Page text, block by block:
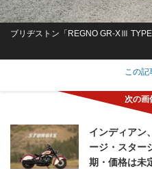
ブリヂストン「REGNO GR-XⅢ TYPE
この記
インディアン
ージ・スター
期・価格は未